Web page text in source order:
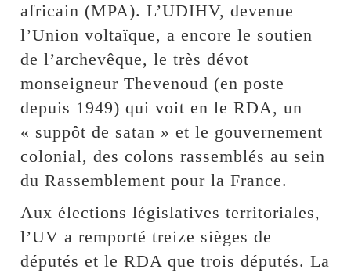
africain (MPA). L’UDIHV, devenue
l’Union voltaïque, a encore le soutien
de l’archevêque, le très dévot
monseigneur Thevenoud (en poste
depuis 1949) qui voit en le RDA, un
« suppôt de satan » et le gouvernement
colonial, des colons rassemblés au sein
du Rassemblement pour la France.
Aux élections législatives territoriales,
l’UV a remporté treize sièges de
députés et le RDA que trois députés. La